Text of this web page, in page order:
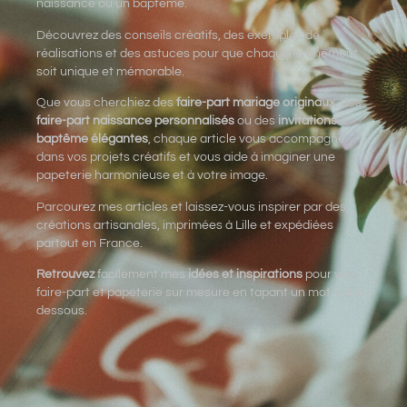
naissance ou un baptême.
Découvrez des conseils créatifs, des exemples de
réalisations et des astuces pour que chaque événement
soit unique et mémorable.
Que vous cherchiez des faire-part mariage originaux, des
faire-part naissance personnalisés ou desinvitations
baptême élégantes, chaque article vous accompagne
dans vos projets créatifs et vous aide à imaginer une
papeterie harmonieuse et à votre image.
Parcourez mes articles et laissez-vous inspirer par des
créations artisanales, imprimées à Lille et expédiées
partout en France.
Retrouvezfacilement mesidées et inspirations pour vos
faire-part et papeterie sur mesure en tapant un mot-clé ci-
dessous.